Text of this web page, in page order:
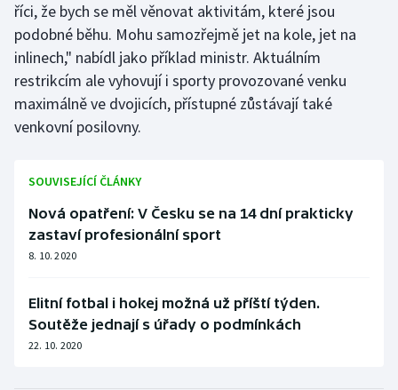
Motorsport
Olympijské hry
Parasport
Ragby
Rychlostní kanoistika
říci, že bych se měl věnovat aktivitám, které jsou
podobné běhu. Mohu samozřejmě jet na kole, jet na
inlinech," nabídl jako příklad ministr. Aktuálním
restrikcím ale vyhovují i sporty provozované venku
maximálně ve dvojicích, přístupné zůstávají také
venkovní posilovny.
SOUVISEJÍCÍ ČLÁNKY
Nová opatření: V Česku se na 14 dní prakticky
zastaví profesionální sport
8. 10. 2020
Elitní fotbal i hokej možná už příští týden.
Soutěže jednají s úřady o podmínkách
22. 10. 2020